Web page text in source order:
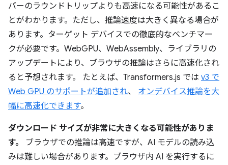
バーのラウンドトリップよりも高速になる可能性があるこ
とがわかります。ただし、推論速度は大きく異なる場合が
あります。ターゲット デバイスでの徹底的なベンチマー
クが必要です。WebGPU、WebAssembly、ライブラリの
アップデートにより、ブラウザの推論はさらに高速化され
ると予想されます。 たとえば、Transformers.js では v3 で
Web GPU のサポートが追加され、 オンデバイス推論を大
幅に高速化できます。
ダウンロード サイズが非常に大きくなる可能性がありま
す。 ブラウザでの推論は高速ですが、AI モデルの読み込
みは難しい場合があります。ブラウザ内 AI を実行するに